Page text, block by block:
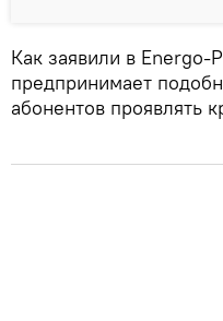
Как заявили в Energo-
предпринимает
абонентов проявлять